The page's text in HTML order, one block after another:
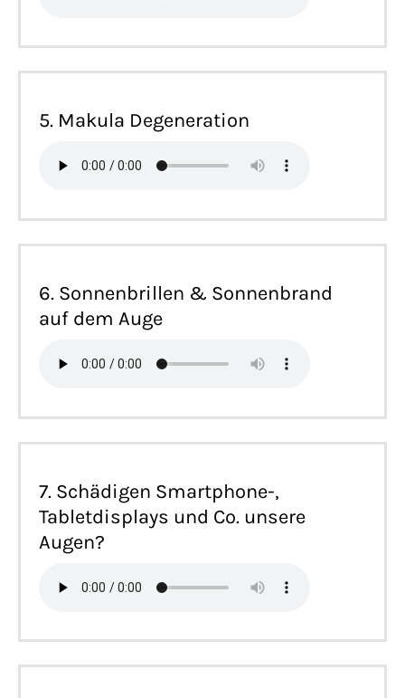
5. Makula Degeneration
6. Sonnenbrillen & Sonnenbrand
auf dem Auge
7. Schädigen Smartphone-,
Tabletdisplays und Co. unsere
Augen?